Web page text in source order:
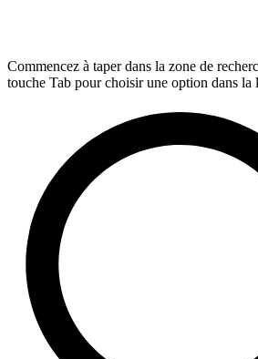
Commencez à taper dans la zone de
touche Tab pour choisir une option dans la